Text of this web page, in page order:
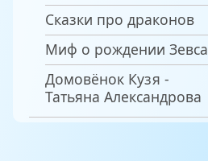
Сказки про драконов
Миф о рождении Зевса
Домовёнок Кузя -
Татьяна Александрова